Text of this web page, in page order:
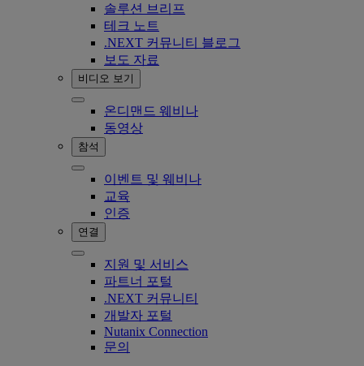
솔루션 브리프
테크 노트
.NEXT 커뮤니티 블로그
보도 자료
비디오 보기
온디맨드 웨비나
동영상
참석
이벤트 및 웨비나
교육
인증
연결
지원 및 서비스
파트너 포털
.NEXT 커뮤니티
개발자 포털
Nutanix Connection
문의